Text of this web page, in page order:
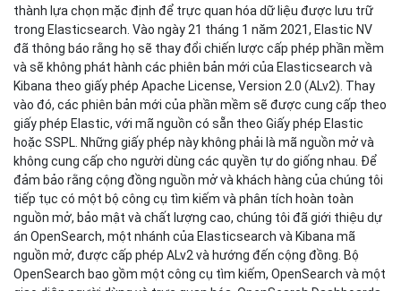
thành lựa chọn mặc định để trực quan hóa dữ liệu được lưu trữ
trong Elasticsearch. Vào ngày 21 tháng 1 năm 2021, Elastic NV
đã thông báo rằng họ sẽ thay đổi chiến lược cấp phép phần mềm
và sẽ không phát hành các phiên bản mới của Elasticsearch và
Kibana theo giấy phép Apache License, Version 2.0 (ALv2). Thay
vào đó, các phiên bản mới của phần mềm sẽ được cung cấp theo
giấy phép Elastic, với mã nguồn có sẵn theo Giấy phép Elastic
hoặc SSPL. Những giấy phép này không phải là mã nguồn mở và
không cung cấp cho người dùng các quyền tự do giống nhau. Để
đảm bảo rằng cộng đồng nguồn mở và khách hàng của chúng tôi
tiếp tục có một bộ công cụ tìm kiếm và phân tích hoàn toàn
nguồn mở, bảo mật và chất lượng cao, chúng tôi đã giới thiệu dự
án OpenSearch, một nhánh của Elasticsearch và Kibana mã
nguồn mở, được cấp phép ALv2 và hướng đến cộng đồng. Bộ
OpenSearch bao gồm một công cụ tìm kiếm, OpenSearch và một